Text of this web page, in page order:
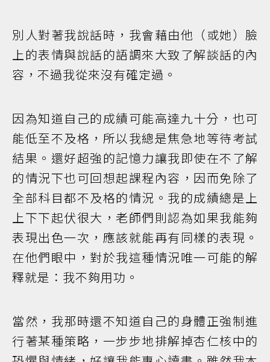
別人對著我說話時，我會藉由他（或她）臉
上的表情與說話的語調來大致了解談話的內
容，不過我從來沒有確定過。
因為知道自己的成績可能高達九十分，也可
能低至不及格，所以我總是焦急地等待考試
結果。還好超強的記憶力讓我即使在不了解
的情況下也可回想起課程內容，因而免除了
全部科目都不及格的情況。我的成績總是上
上下下起伏很大，老師們則認為如果我能夠
表現出色一次，應該就能再有同樣的表現。
在他們眼中，對於我這種情況唯一可能的解
釋就是：我不夠用功。
當然，我那時還不知道自己的身體正強制進
行著某種策略，一步步地排解掉杏仁核中的